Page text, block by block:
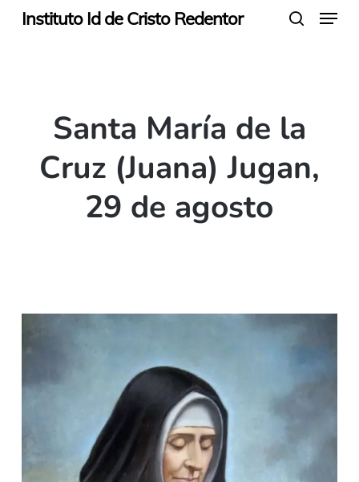
SkipInstituto Id de Cristo Redentor Menu
Santa María de la
Cruz (Juana) Jugan,
29 de agosto